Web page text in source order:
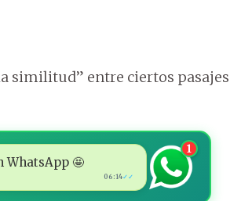
similitud” entre ciertos pasajes
WhatsApp 🤩
06:14✓✓
1